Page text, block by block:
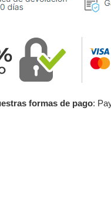
formas de pago: